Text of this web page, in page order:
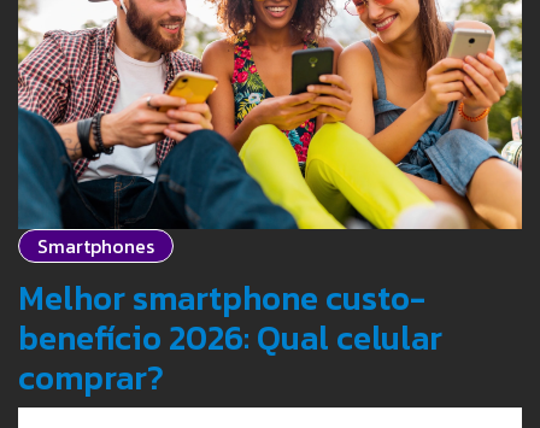
Smartphones
Melhor smartphone custo-
benefício 2026: Qual celular
comprar?